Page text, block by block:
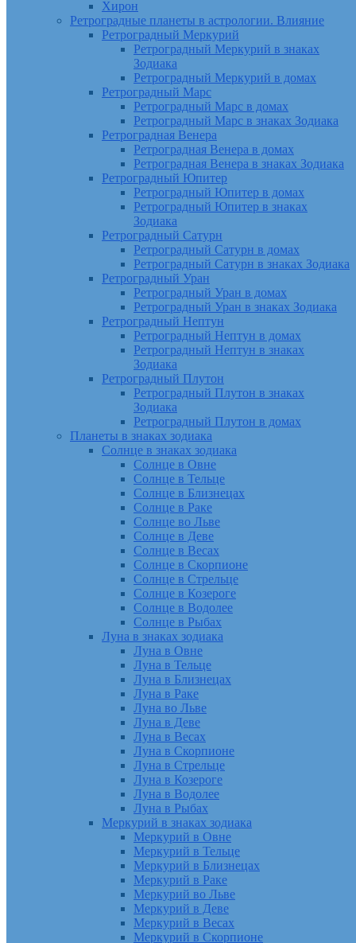
Хирон
Ретроградные планеты в астрологии. Влияние
Ретроградный Меркурий
Ретроградный Меркурий в знаках
Зодиака
Ретроградный Меркурий в домах
Ретроградный Марс
Ретроградный Марс в домах
Ретроградный Марс в знаках Зодиака
Ретроградная Венера
Ретроградная Венера в домах
Ретроградная Венера в знаках Зодиака
Ретроградный Юпитер
Ретроградный Юпитер в домах
Ретроградный Юпитер в знаках
Зодиака
Ретроградный Сатурн
Ретроградный Сатурн в домах
Ретроградный Сатурн в знаках Зодиака
Ретроградный Уран
Ретроградный Уран в домах
Ретроградный Уран в знаках Зодиака
Ретроградный Нептун
Ретроградный Нептун в домах
Ретроградный Нептун в знаках
Зодиака
Ретроградный Плутон
Ретроградный Плутон в знаках
Зодиака
Ретроградный Плутон в домах
Планеты в знаках зодиака
Солнце в знаках зодиака
Солнце в Овне
Солнце в Тельце
Солнце в Близнецах
Солнце в Раке
Солнце во Льве
Солнце в Деве
Солнце в Весах
Солнце в Скорпионе
Солнце в Стрельце
Солнце в Козероге
Солнце в Водолее
Солнце в Рыбах
Луна в знаках зодиака
Луна в Овне
Луна в Тельце
Луна в Близнецах
Луна в Раке
Луна во Льве
Луна в Деве
Луна в Весах
Луна в Скорпионе
Луна в Стрельце
Луна в Козероге
Луна в Водолее
Луна в Рыбах
Меркурий в знаках зодиака
Меркурий в Овне
Меркурий в Тельце
Меркурий в Близнецах
Меркурий в Раке
Меркурий во Льве
Меркурий в Деве
Меркурий в Весах
Меркурий в Скорпионе